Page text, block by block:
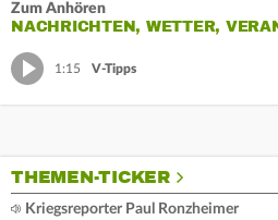
Zum Anhören
NACHRICHTEN, WETTER,
1:15 V-Tipps
THEMEN-TICKER
Kriegsreporter Paul Ronzheimer